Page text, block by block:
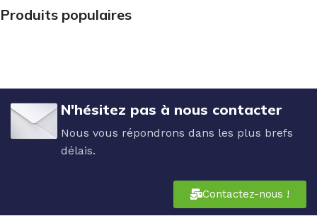
Produits populaires
N'hésitez pas à nous contacter
Nous vous répondrons dans les plus brefs
délais.
Contactez-nous !